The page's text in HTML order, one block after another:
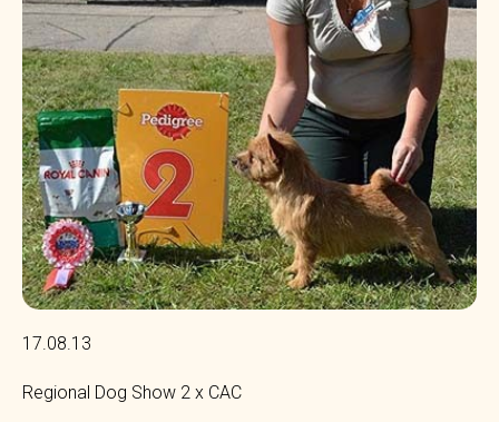
17.08.13
Regional Dog Show 2 x CAC